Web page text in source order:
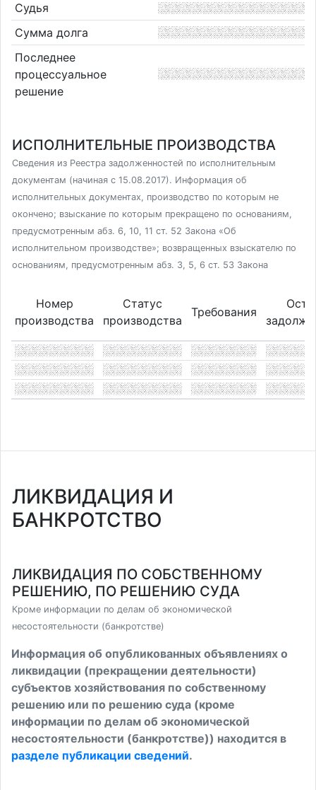
Судья
Сумма долга
Последнее
процессуальное
решение
ИСПОЛНИТЕЛЬНЫЕ ПРОИЗВОДСТВА
Сведения из Реестра задолженностей по исполнительным
документам (начиная с 15.08.2017). Информация об
исполнительных документах, производство по которым не
окончено; взыскание по которым прекращено по основаниям,
предусмотренным абз. 6, 10, 11 ст. 52 Закона «Об
исполнительном производстве»; возвращенных взыскателю по
основаниям, предусмотренным абз. 3, 5, 6 ст. 53 Закона
Номер
производства
Статус
производства
Требования
ЛИКВИДАЦИЯ И
БАНКРОТСТВО
ЛИКВИДАЦИЯ ПО СОБСТВЕННОМУ
РЕШЕНИЮ, ПО РЕШЕНИЮ СУДА
Кроме информации по делам об экономической
несостоятельности (банкротстве)
Информация об опубликованных объявлениях о
ликвидации (прекращении деятельности)
субъектов хозяйствования по собственному
решению или по решению суда (кроме
информации по делам об экономической
несостоятельности (банкротстве)) находится в
разделе публикации сведений.